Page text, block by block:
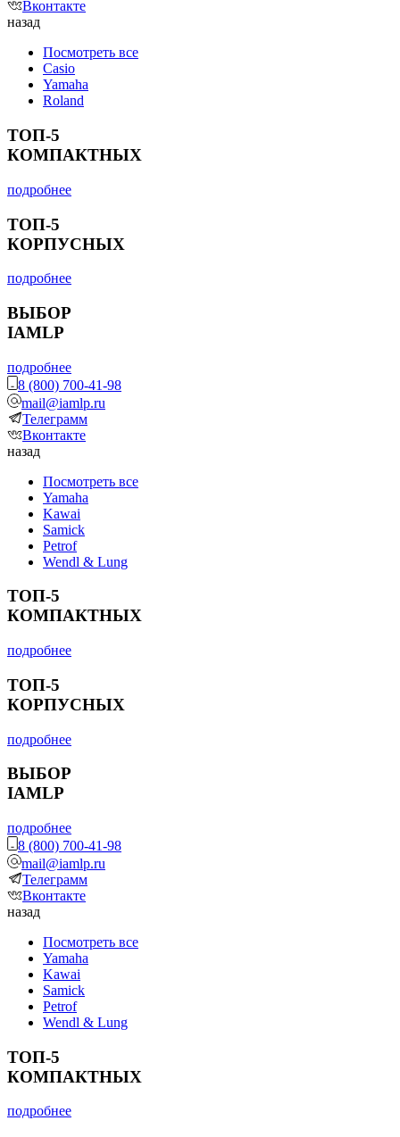
Вконтакте
назад
Посмотреть все
Casio
Yamaha
Roland
ТОП-5
КОМПАКТНЫХ
подробнее
ТОП-5
КОРПУСНЫХ
подробнее
ВЫБОР
IAMLP
подробнее
8 (800) 700-41-98
mail@iamlp.ru
Телеграмм
Вконтакте
назад
Посмотреть все
Yamaha
Kawai
Samick
Petrof
Wendl & Lung
ТОП-5
КОМПАКТНЫХ
подробнее
ТОП-5
КОРПУСНЫХ
подробнее
ВЫБОР
IAMLP
подробнее
8 (800) 700-41-98
mail@iamlp.ru
Телеграмм
Вконтакте
назад
Посмотреть все
Yamaha
Kawai
Samick
Petrof
Wendl & Lung
ТОП-5
КОМПАКТНЫХ
подробнее